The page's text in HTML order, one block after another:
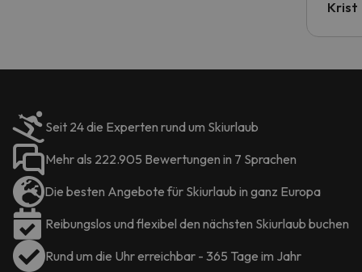
Krist
Seit 24 die Experten rund um Skiurlaub
Mehr als 222.905 Bewertungen in 7 Sprachen
Die besten Angebote für Skiurlaub in ganz Europa
Reibungslos und flexibel den nächsten Skiurlaub buchen
Rund um die Uhr erreichbar - 365 Tage im Jahr